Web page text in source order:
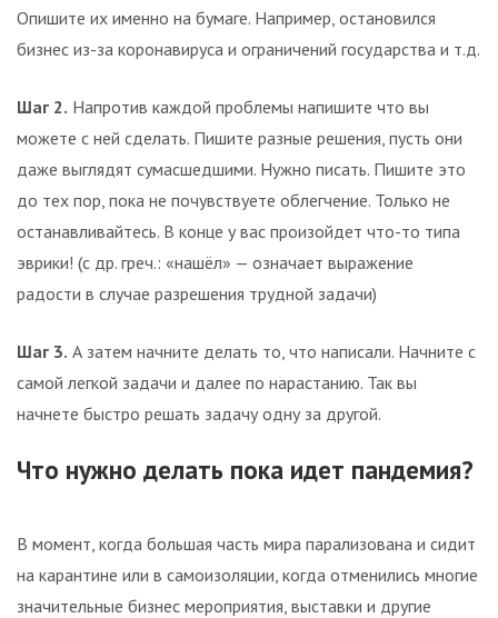
Опишите их именно на бумаге. Например, остановился
бизнес из-за коронавируса и ограничений государства и т.д.
Шаг 2. Напротив каждой проблемы напишите что вы
можете с ней сделать. Пишите разные решения, пусть они
даже выглядят сумасшедшими. Нужно писать. Пишите это
до тех пор, пока не почувствуете облегчение. Только не
останавливайтесь. В конце у вас произойдет что-то типа
эврики! (с др. греч.: «нашёл» — означает выражение
радости в случае разрешения трудной задачи)
Шаг 3. А затем начните делать то, что написали. Начните с
самой легкой задачи и далее по нарастанию. Так вы
начнете быстро решать задачу одну за другой.
Что нужно делать пока идет пандемия?
В момент, когда большая часть мира парализована и сидит
на карантине или в самоизоляции, когда отменились многие
значительные бизнес мероприятия, выставки и другие